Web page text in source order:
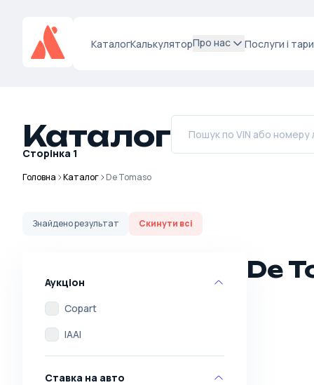
КаталогКалькуляторПро нас Послуги і
Каталог
Сторінка 1
Головна Каталог De Tomaso
Знайденорезультат Скинути всі
Аукціон
Copart
IAAI
Ставка на авто
De